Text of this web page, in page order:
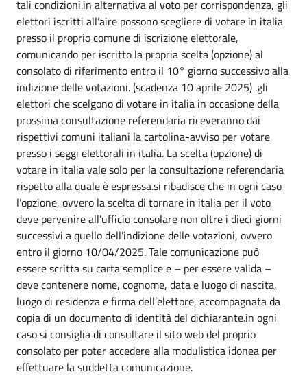
tali condizioni.in alternativa al voto per corrispondenza, gli
elettori iscritti all’aire possono scegliere di votare in italia
presso il proprio comune di iscrizione elettorale,
comunicando per iscritto la propria scelta (opzione) al
consolato di riferimento entro il 10° giorno successivo alla
indizione delle votazioni. (scadenza 10 aprile 2025) .gli
elettori che scelgono di votare in italia in occasione della
prossima consultazione referendaria riceveranno dai
rispettivi comuni italiani la cartolina-avviso per votare
presso i seggi elettorali in italia. La scelta (opzione) di
votare in italia vale solo per la consultazione referendaria
rispetto alla quale è espressa.si ribadisce che in ogni caso
l’opzione, ovvero la scelta di tornare in italia per il voto
deve pervenire all’ufficio consolare non oltre i dieci giorni
successivi a quello dell’indizione delle votazioni, ovvero
entro il giorno 10/04/2025. Tale comunicazione può
essere scritta su carta semplice e – per essere valida –
deve contenere nome, cognome, data e luogo di nascita,
luogo di residenza e firma dell’elettore, accompagnata da
copia di un documento di identità del dichiarante.in ogni
caso si consiglia di consultare il sito web del proprio
consolato per poter accedere alla modulistica idonea per
effettuare la suddetta comunicazione.